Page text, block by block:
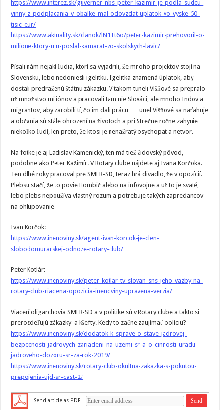
https://www.interez.sk/guverner-nbs-peter-kazimir-je-podla-sudcu-
vinny-z-podplacania-v-obalke-mal-odovzdat-uplatok-vo-vyske-50-
tisic-eur/
https://www.aktuality.sk/clanok/lN1Tt6o/peter-kazimir-prehovoril-o-
milione-ktory-mu-poslal-kamarat-zo-skolskych-lavic/
Písali nám nejakí ľudia, ktorí sa vyjadrili, že mnoho projektov stojí na
Slovensku, lebo nedoniesli igelitku. Igelitka znamená úplatok, aby
dostali predraženú štátnu zákazku. V takom tuneli Višňové sa prepralo
už množstvo miliónov a pracovali tam nie Slováci, ale mnoho Indov a
migrantov, aby zarobili tí, čo im dali prácu… Tunel Višňové sa naťahuje
a občania sú stále ohrození na životoch a pri Strečne ročne zahynie
niekoľko ľudí, len preto, že ktosi je nenažratý psychopat a netvor.
Na fotke je aj Ladislav Kamenický, ten má tiež židovský pôvod,
podobne ako Peter Kažimír. V Rotary clube nájdete aj Ivana Korčoka.
Ten dlhé roky pracoval pre SMER-SD, teraz hrá divadlo, že v opozícií.
Plebsu stačí, že to povie Bombič alebo na infovojne a už to je sväté,
lebo plebs nepoužíva vlastný rozum a potrebuje takých zapredancov
na ohlupovanie.
Ivan Korčok:
https://www.inenoviny.sk/agent-ivan-korcok-je-clen-
slobodomurarskej-odnoze-rotary-club/
Peter Kotlár:
https://www.inenoviny.sk/peter-kotlar-tv-slovan-sns-jeho-vazby-na-
rotary-club-riadena-opozicia-inenoviny-upravena-verzia/
Viacerí oligarchovia SMER-SD a v politike sú v Rotary clube a takto si
prerozdeľujú zákazky a kšefty. Kedy to začne zaujímať políciu?
https://www.inenoviny.sk/dodatok-k-sprave-o-stave-jadrovej-
bezpecnosti-jadrovych-zariadeni-na-uzemi-sr-a-o-cinnosti-uradu-
jadroveho-dozoru-sr-za-rok-2019/
https://www.inenoviny.sk/rotary-club-okultna-zakazka-s-pokutou-
prepojenia-ujd-sr-cast-2/
Send article as PDF